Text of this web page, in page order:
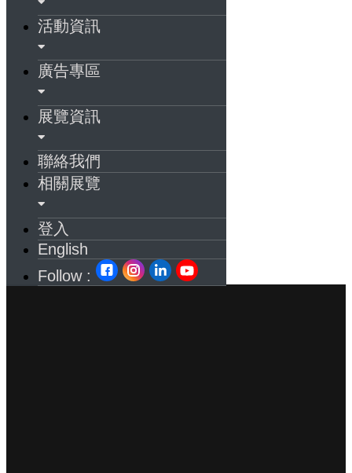
活動資訊
廣告專區
展覽資訊
聯絡我們
相關展覽
登入
English
Follow :